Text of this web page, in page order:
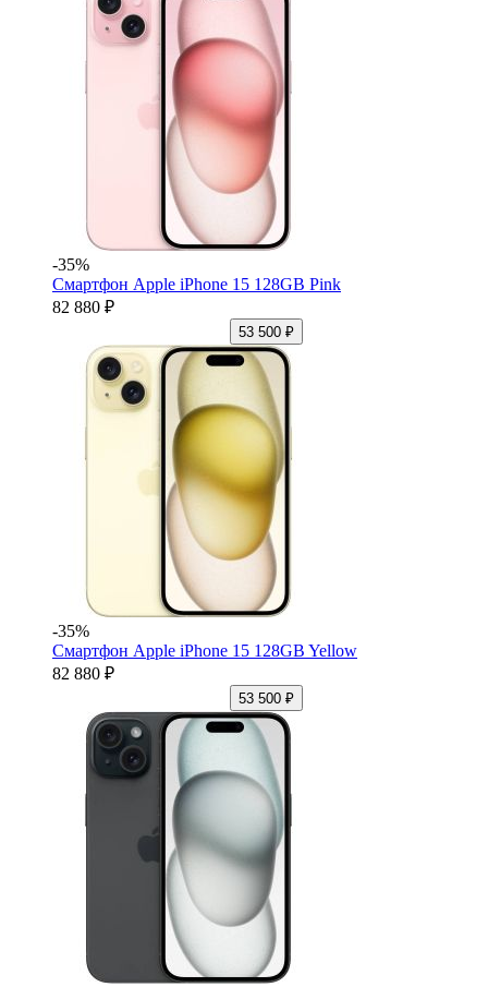
-35%
Смартфон Apple iPhone 15 128GB Pink
82 880 ₽
53 500 ₽
-35%
Смартфон Apple iPhone 15 128GB Yellow
82 880 ₽
53 500 ₽